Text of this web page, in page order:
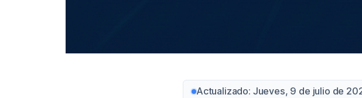
Actualizado: Jueves, 9 de julio de